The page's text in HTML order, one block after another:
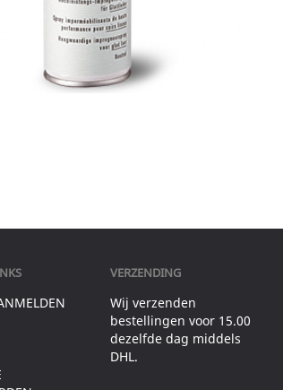
VERZENDING
Wij verzenden
bestellingen voor 15.00
dezelfde dag middels
DHL.